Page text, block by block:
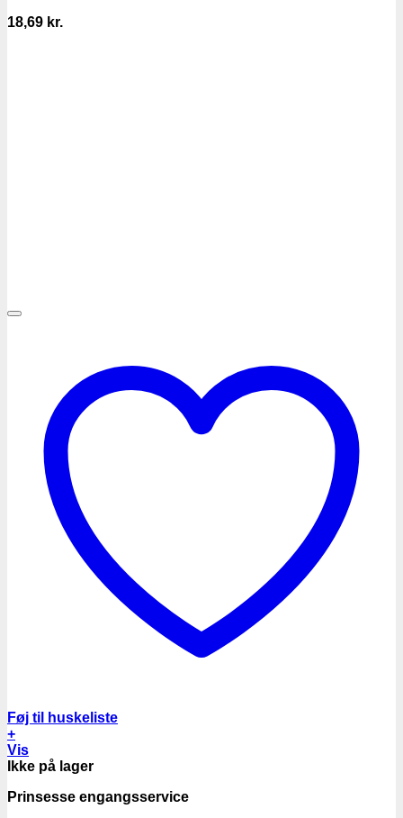
18,69 kr.
Føj til huskeliste
+
Vis
Ikke på lager
Prinsesse engangsservice